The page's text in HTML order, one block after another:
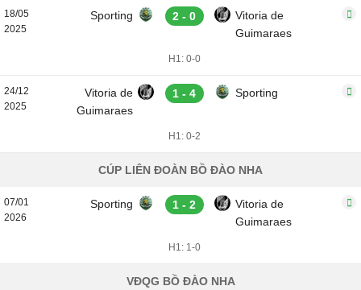
18/05
2025
Sporting 2 - 0
Vitoria de
Guimaraes
H1: 0-0
24/12
2025
Vitoria de
Guimaraes
1 - 4 Sporting
H1: 0-2
CÚP LIÊN ĐOÀN BỒ ĐÀO NHA
07/01
2026
Sporting 1 - 2
Vitoria de
Guimaraes
H1: 1-0
VĐQG BỒ ĐÀO NHA